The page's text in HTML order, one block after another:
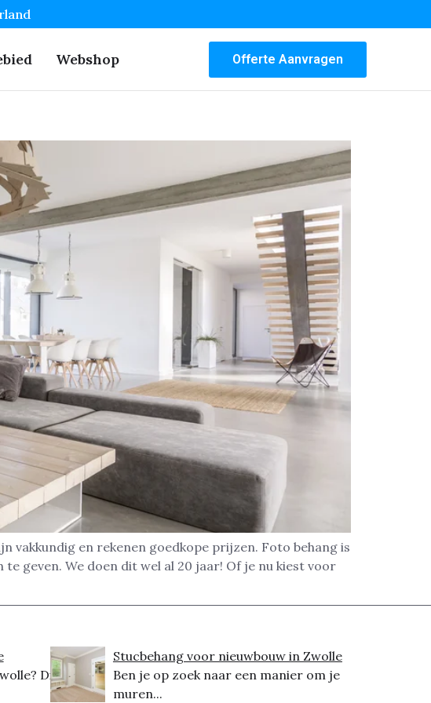
Webshop Offerte Aanvragen
vakkundig en rekenen goedkope prijzen. Foto behang is
geven. We doen dit wel al 20 jaar! Of je nu kiest voor
Dit
Stucbehang voor nieuwbouw in Zwolle
Ben je op zoek naar een manier om je
muren...